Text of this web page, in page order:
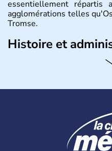
essentiellement répartis
agglomérations telles
Tromse.
Histoire et
La Norvège est
n'a pas encore adhéré à